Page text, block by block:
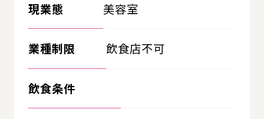
現業態 美容室
業種制限 飲食店不可
飲食条件